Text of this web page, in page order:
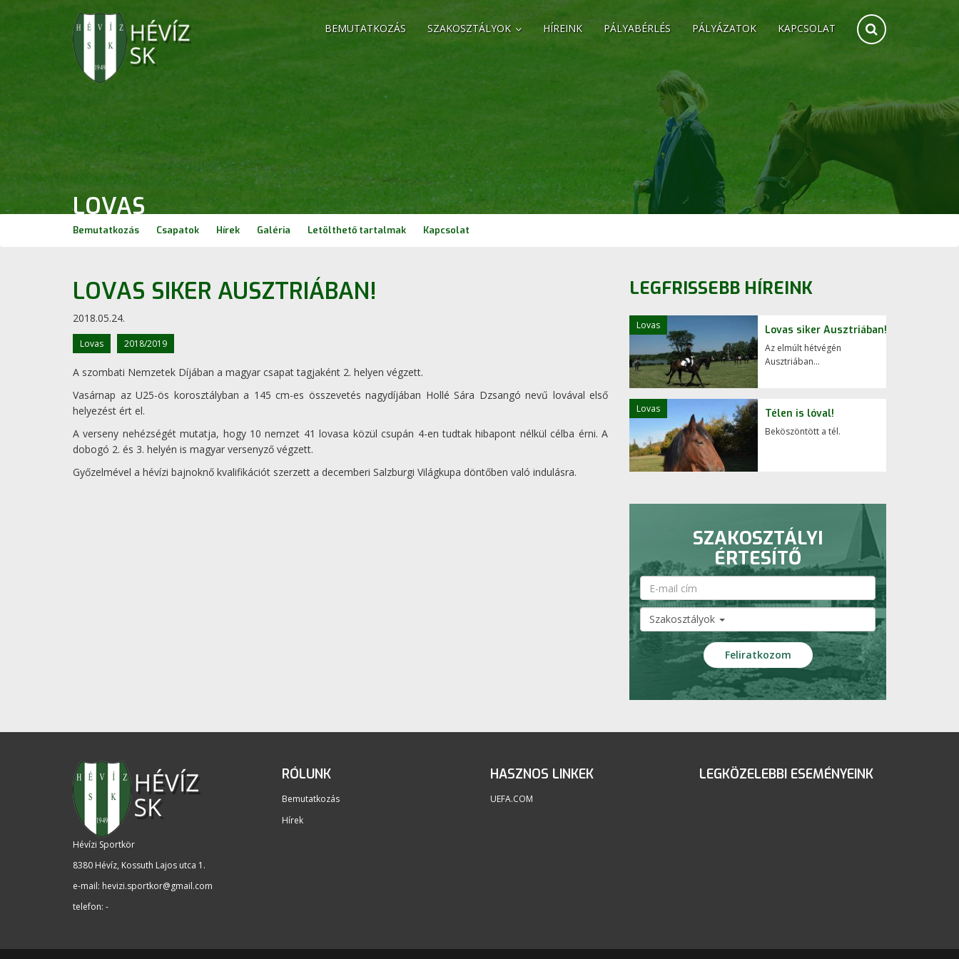
BEMUTATKOZÁS SZAKOSZTÁLYOK HÍREINK PÁLYABÉRLÉS PÁLYÁZATOK KAPCSOLAT
LOVAS
Bemutatkozás Csapatok Hírek Galéria Letölthető tartalmak Kapcsolat
LOVAS SIKER AUSZTRIÁBAN!
2018.05.24.
Lovas 2018/2019
A szombati Nemzetek Díjában a magyar csapat tagjaként 2. helyen végzett.
Vasárnap az U25-ös korosztályban a 145 cm-es összevetés nagydíjában Hollé Sára Dzsangó nevű lovával első
helyezést ért el.
A verseny nehézségét mutatja, hogy 10 nemzet 41 lovasa közül csupán 4-en tudtak hibapont nélkül célba érni. A
dobogó 2. és 3. helyén is magyar versenyző végzett.
Győzelmével a hévízi bajnoknő kvalifikációt szerzett a decemberi Salzburgi Világkupa döntőben való indulásra.
LEGFRISSEBB HÍREINK
Lovas Lovas siker Ausztriában!
Az elmúlt hétvégén
Ausztriában...
Lovas Télen is lóval!
Beköszöntött a tél.
SZAKOSZTÁLYI
ÉRTESÍTŐ
Szakosztályok
Hévízi Sportkör
8380 Hévíz, Kossuth Lajos utca 1 .
e-mail: hevizi.sportkor@gmail.com
telefon: -
RÓLUNK
Bemutatkozás
Hírek
HASZNOS LINKEK
UEFA.COM
LEGKÖZELEBBI ESEMÉNYEINK